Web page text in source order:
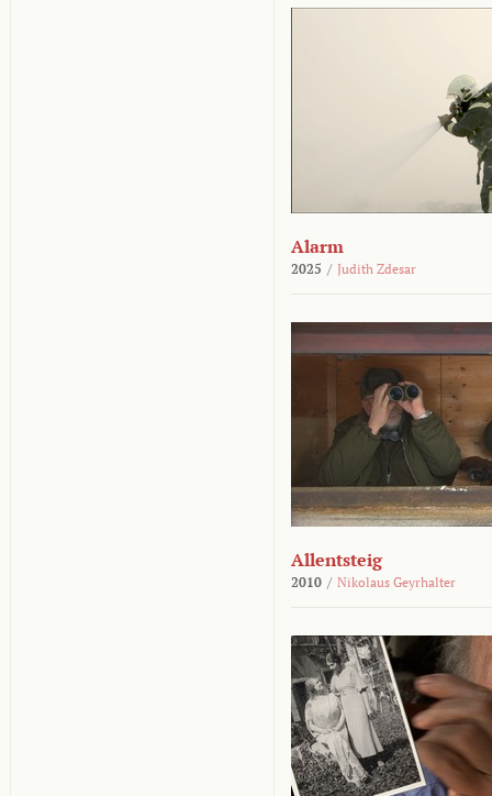
Alarm
2025 / Judith Zdesar
Allentsteig
2010 / Nikolaus Geyrhalter